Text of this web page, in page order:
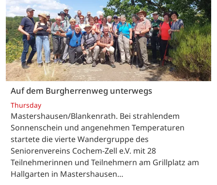
Auf dem Burgherrenweg unterwegs
Thursday
Mastershausen/Blankenrath. Bei strahlendem
Sonnenschein und angenehmen Temperaturen
startete die vierte Wandergruppe des
Seniorenvereins Cochem-Zell e.V. mit 28
Teilnehmerinnen und Teilnehmern am Grillplatz am
Hallgarten in Mastershausen…